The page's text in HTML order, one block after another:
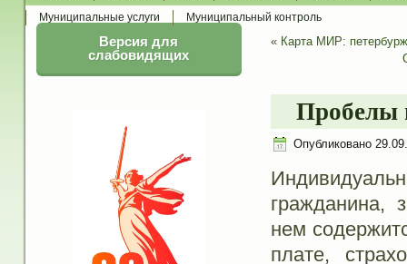
Муниципальные услуги
Муниципальный контроль
Версия для
слабовидящих
« Карта МИР:
Пробелы
Опубликовано
гражданина,
нем
плате,